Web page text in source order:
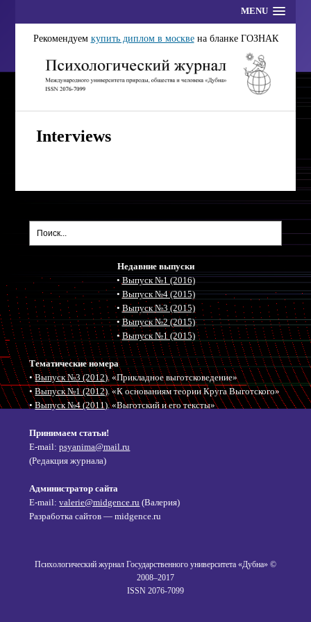
MENU
Рекомендуем купить диплом в москвена бланке ГОЗНАК
Interviews
Недавние выпуски
•Выпуск №1 (2016)
•Выпуск №4 (2015)
• Выпуск №3 (2015)
•Выпуск №2 (2015)
• Выпуск №1 (2015)
Тематические номера
•Выпуск №3 (2012). «Прикладное выготсковедение»
•Выпуск №1 (2012) . «К основаниям теории Круга Выготского»
•Выпуск №4 (2011). «Выготский и его тексты»
Принимаем статьи!
E-mail:psyanima@mail.ru
(Редакция журнала)
Администратор сайта
E-mail:valerie@midgence.ru (Валерия)
Разработка сайтов — midgence.ru
Психологический журнал Государственного университета «Дубна» ©
2008–2017
ISSN 2076-7099